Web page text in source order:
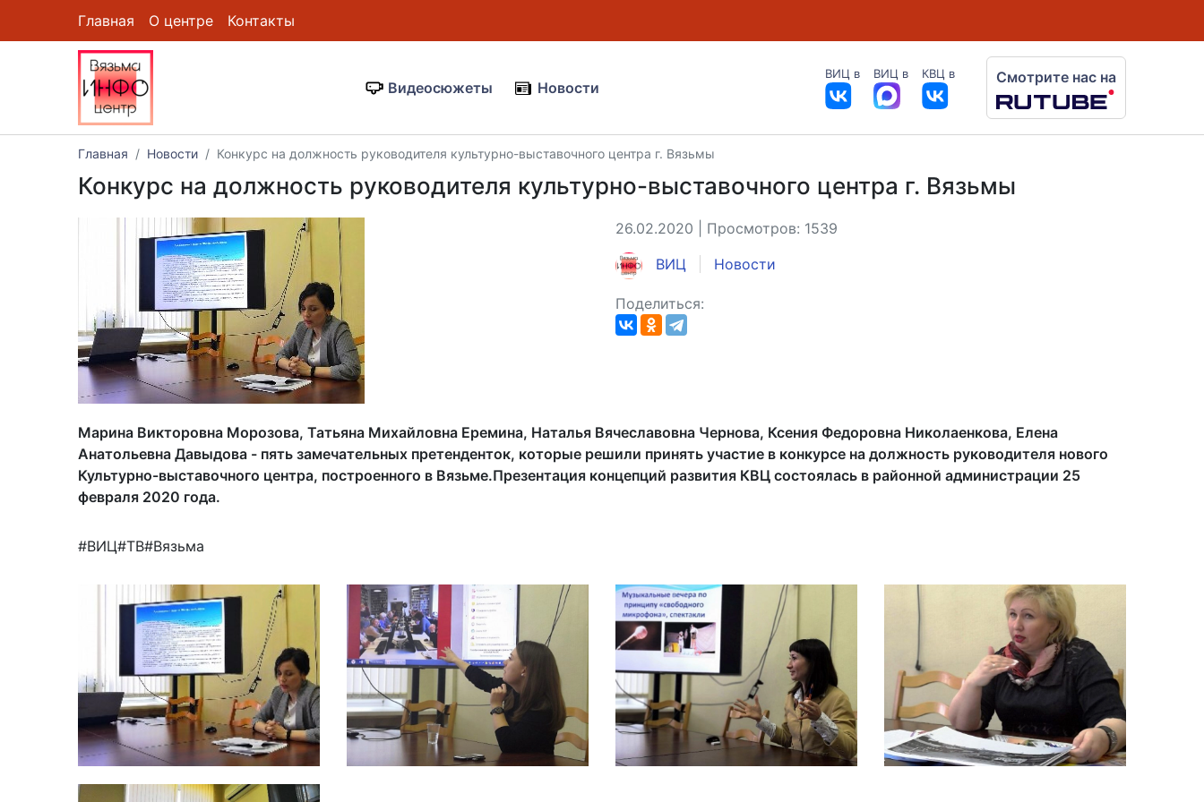
Главная О центре Контакты
Видеосюжеты Новости
ВИЦ в ВИЦ в КВЦ в Смотрите нас на
Главная Новости Конкурс на должность руководителя культурно-выставочного центра г. Вязьмы
Конкурс на должность руководителя культурно-выставочного центра г. Вязьмы
26.02.2020 | Просмотров: 1539
ВИЦ Новости
Поделиться:
Марина Викторовна Морозова, Татьяна Михайловна Еремина, Наталья Вячеславовна Чернова, Ксения Федоровна Николаенкова, Елена
Анатольевна Давыдова - пять замечательных претенденток, которые решили принять участие в конкурсе на должность руководителя нового
Культурно-выставочного центра, построенного в Вязьме.Презентация концепций развития КВЦ состоялась в районной администрации 25
февраля 2020 года.
#ВИЦ#ТВ#Вязьма